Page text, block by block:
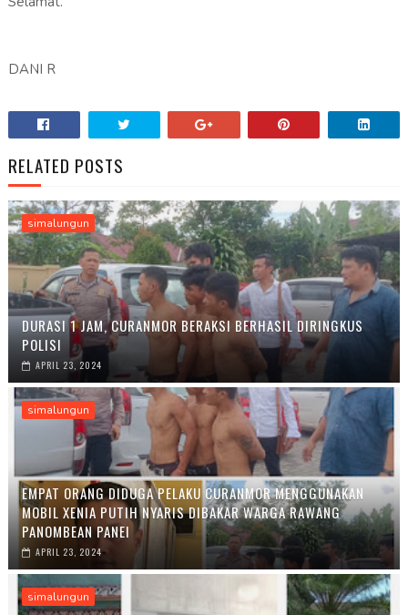
DANI R
RELATED POSTS
simalungun
DURASI 1 JAM, CURANMOR BERAKSI BERHASIL DIRINGKUS
POLISI
APRIL 23, 2024
simalungun
EMPAT ORANG DIDUGA PELAKU CURANMOR MENGGUNAKAN
MOBIL XENIA PUTIH NYARIS DIBAKAR WARGA RAWANG
PANOMBEAN PANEI
APRIL 23, 2024
simalungun